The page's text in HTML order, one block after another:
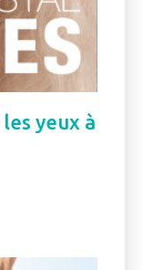
yeux à